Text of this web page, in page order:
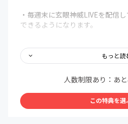
・毎週末に玄眼神威LIVEを配信
できるようになります。
会員様に予想を提供します。掲示
報や狙い馬情報、あらゆる皆様
サロン掲示板にてお伝え致しま
への招待は入会申請後、
ール（タイトル：【CAMPFIRE
内にて、非公開LINEオープンチ
もっと読
人数制限あり：あと
この特典を選